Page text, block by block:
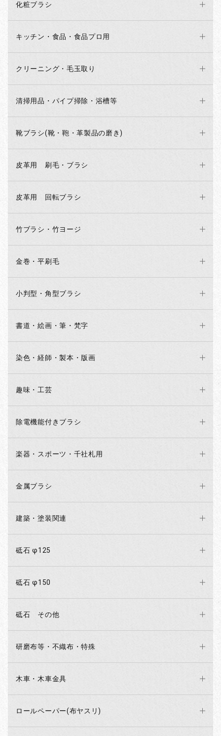
化粧ブラシ
キッチン・食品・食品プロ用
クリーニング・毛玉取り
清掃用品・パイプ掃除・浴槽等
靴ブラシ(靴・鞄・革製品の磨き)
皮革用 刷毛・ブラシ
皮革用 回転ブラシ
竹ブラシ・竹ヨージ
金巻・平刷毛
小判型・角型ブラシ
書道・絵画・筆・梵字
染色・経師・製本・版画
趣味・工芸
除電機能付きブラシ
楽器・スポーツ・千社札用
金属ブラシ
建築・塗装関連
砥石 φ125
砥石 φ150
砥石 その他
研磨布等・不織布・特殊
木車・木車金具
ロールペーパー(布ヤスリ)